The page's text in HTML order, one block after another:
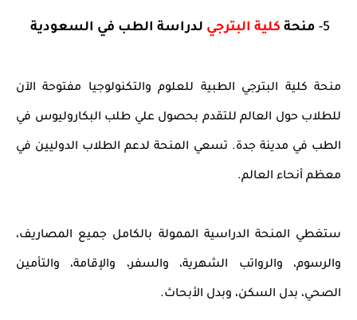
5- منحة كلية البترجي لدراسة الطب في السعودية
منحة كلية البترجي الطبية للعلوم والتكنولوجيا مفتوحة الآن
للطلاب حول العالم للتقدم بحصول علي طلب البكاروليوس في
الطب في مدينة جدة. تسعي المنحة لدعم الطلاب الدوليين في
معظم أنحاء العالم.
ستغطي المنحة الدراسية الممولة بالكامل جميع المصاريف،
والرسوم، والرواتب الشهرية، والسفر، والإقامة، والتأمين
الصحي، بدل السكن، وبدل الأبحاث.